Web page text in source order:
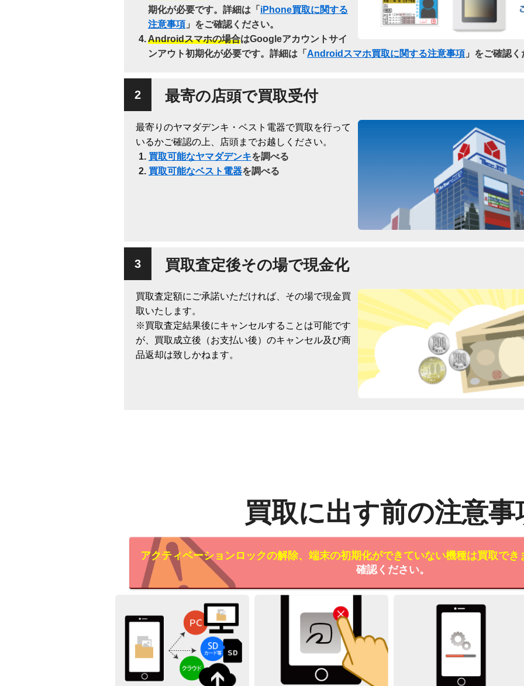
期化が必要です。詳細は「 iPhone買取に関する
注意事項 」をご確認ください。
Androidスマホの場合はGoogleアカウントサイ
ンアウト初期化が必要です。詳細は「 Androidスマホ買取に関する注意事項 」をご確認
最寄の店頭で買取受付
最寄りのヤマダデンキ・ベスト電器で買取を行って
いるかご確認の上、店頭までお越しください。
買取可能なヤマダデンキを調べる
買取可能なベスト電器を調べる
買取査定後その場で現金化
買取査定額にご承諾いただければ、その場で現金買
取いたします。
※買取査定結果後にキャンセルすることは可能です
が、買取成立後（お支払い後）のキャンセル及び商
品返却は致しかねます。
買取に出す前の注意事
アクティベーションロックの解除、端末の初期化ができていない機種は買取でき
確認ください。